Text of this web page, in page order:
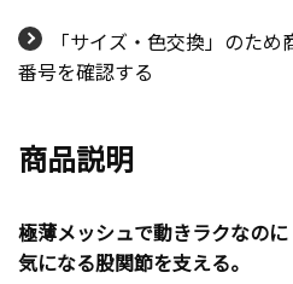
「サイズ・色交換」のた
番号を確認する
商品説明
極薄メッシュで動きラクなのに
気になる股関節を支える。